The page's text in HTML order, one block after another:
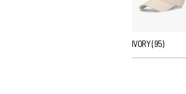
IVORY (95)